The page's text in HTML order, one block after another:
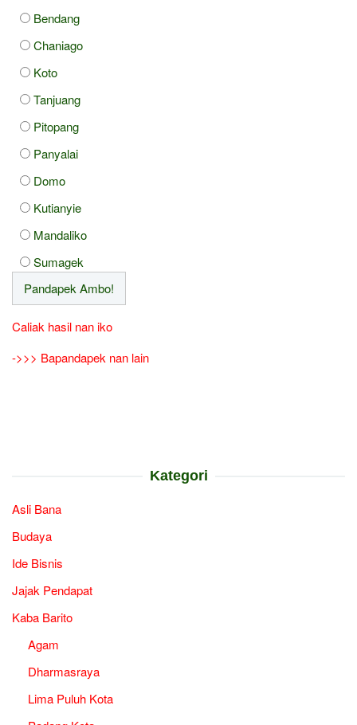
Bendang
Chaniago
Koto
Tanjuang
Pitopang
Panyalai
Domo
Kutianyie
Mandaliko
Sumagek
Caliak hasil nan iko
->>> Bapandapek nan lain
Kategori
Asli Bana
Budaya
Ide Bisnis
Jajak Pendapat
Kaba Barito
Agam
Dharmasraya
Lima Puluh Kota